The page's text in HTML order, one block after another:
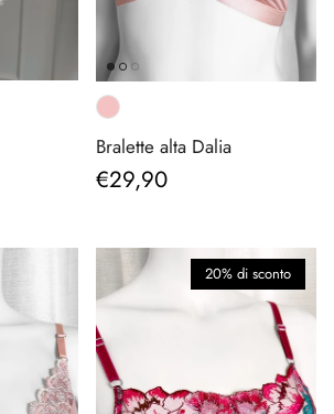
Bralette alta Dalia
Prezzo normale
€29,90
20% di sconto